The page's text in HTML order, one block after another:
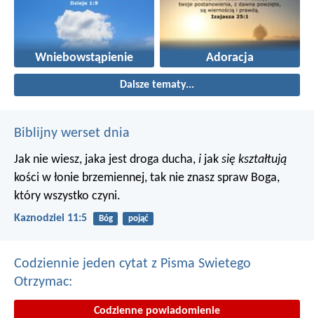
Wniebowstąpienie Adoracja
Dalsze tematy...
Biblijny werset dnia
Jak nie wiesz, jaka jest droga ducha, i jak się kształtują
kości w łonie brzemiennej, tak nie znasz spraw Boga,
który wszystko czyni.
Kaznodziei 11:5 Bóg pojąć
Codziennie jeden cytat z Pisma Swietego
Otrzymac:
Codzienne powiadomienie